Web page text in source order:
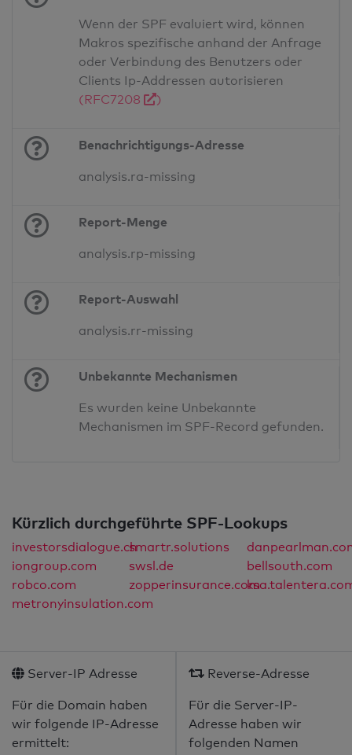
Wenn der SPF evaluiert wird, können
Makros spezifische anhand der Anfrage
oder Verbindung des Benutzers oder
Clients Ip-Addressen autorisieren
(RFC7208
)
Benachrichtigungs-Adresse
analysis.ra-missing
Report-Menge
analysis.rp-missing
Report-Auswahl
analysis.rr-missing
Unbekannte Mechanismen
Es wurden keine Unbekannte
Mechanismen im SPF-Record gefunden.
Kürzlich durchgeführte SPF-Lookups
investorsdialogue.chsmartr.solutions
iongroup.com
swsl.de
bellsouth.com
robco.com
zopperinsurance.com
metronyinsulation.com
Server-IP Adresse
Für die Domain haben
wir folgende IP-Adresse
ermittelt:
Reverse-Adresse
Für die Server-IP-
Adresse haben wir
folgenden Namen